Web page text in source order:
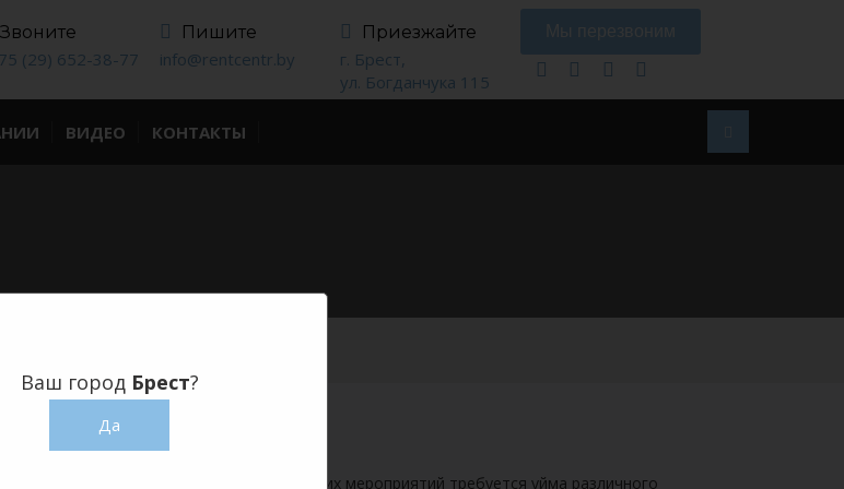
Звоните
(29) 652-38-77
Пишите
info@rentcentr.by
Приезжайте
г. Брест,
ул. Богданчука 115
ВИДЕО КОНТАКТЫ
занятий, тренингов, свадеб и любых других мероприятий требуется уйма различного
Ваш город Брест?
Да